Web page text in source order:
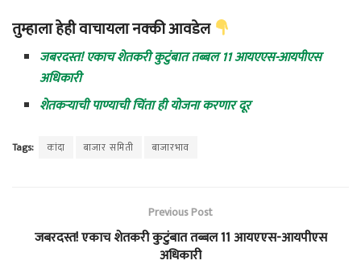
तुम्हाला हेही वाचायला नक्की आवडेल
जबरदस्त! एकाच शेतकरी कुटुंबात तब्बल 11 आयएएस-आयपीएस
अधिकारी
शेतकऱ्याची पाण्याची चिंता ही योजना करणार दूर
Tags: कांदा बाजार समिती बाजारभाव
Previous Post
जबरदस्त! एकाच शेतकरी कुटुंबात तब्बल 11 आयएएस-आयपीएस
अधिकारी